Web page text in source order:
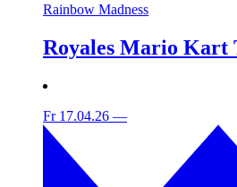
Rainbow Madness
Royales Mario Kart
Fr 17.04.26 —